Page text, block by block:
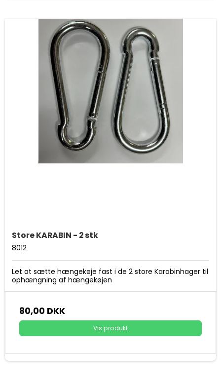
Store KARABIN - 2 stk
8012
Let at sætte hængekøje fast i de 2 store Karabinhager til
ophængning af hængekøjen
80,00 DKK
Vis produkt